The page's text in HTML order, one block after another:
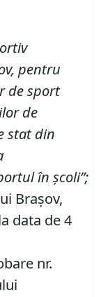
pentru
de sport
de
stat din
în şcoli”;
Brașov,
data de 4
nr.